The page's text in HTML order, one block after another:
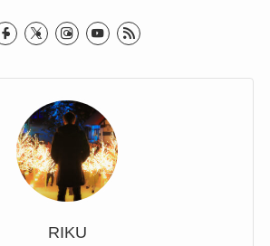
RIKU